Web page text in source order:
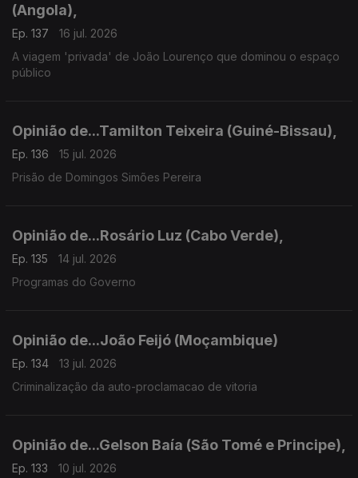
(Angola),
Ep. 137
16 jul. 2026
A viagem 'privada' de João Lourenço que dominou o espaço
público
Opinião de...Tamilton Teixeira (Guiné-Bissau),
Ep. 136
15 jul. 2026
Prisão de Domingos Simões Pereira
Opinião de...Rosário Luz (Cabo Verde),
Ep. 135
14 jul. 2026
Programas do Governo
Opinião de...João Feijó (Moçambique)
Ep. 134
13 jul. 2026
Criminalização da auto-proclamacao de vitoria
Opinião de...Gelson Baía (São Tomé e Principe),
Ep. 133
10 jul. 2026